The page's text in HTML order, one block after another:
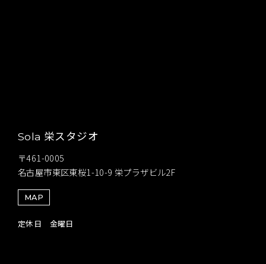
Sola 栄スタジオ
〒461-0005
名古屋市東区東桜1-10-9 栄プラザビル2F
MAP
定休日 金曜日